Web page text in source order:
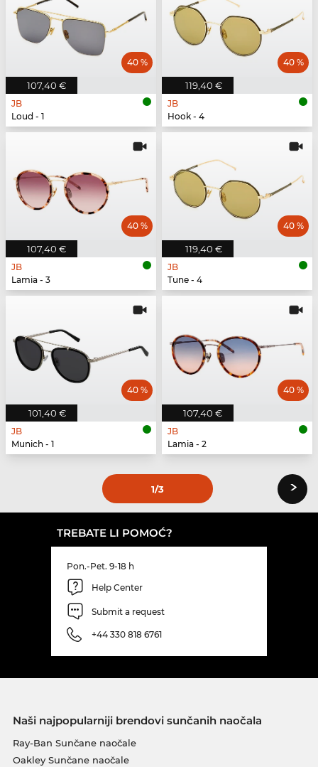
107,40 €
40 %
JB
Loud - 1
119,40 €
40 %
JB
Hook - 4
107,40 €
40 %
JB
Lamia - 3
119,40 €
40 %
JB
Tune - 4
101,40 €
40 %
JB
Munich - 1
107,40 €
40 %
JB
Lamia - 2
1/3 ›
TREBATE LI POMOĆ?
Pon.-Pet. 9-18 h
Help Center
Submit a request
+44 330 818 6761
Naši najpopularniji brendovi sunčanih naočala
Ray-Ban Sunčane naočale
Oakley Sunčane naočale